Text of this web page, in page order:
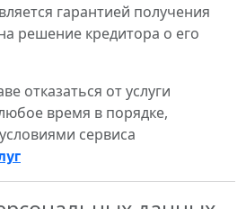
гарантией получения
решение кредитора о его
отказаться от услуги
время в порядке,
сервиса